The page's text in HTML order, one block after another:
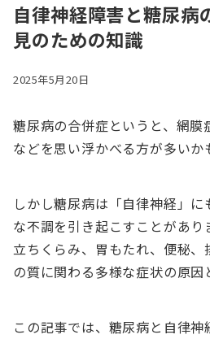
自律神経障害と糖尿病
見のための知識
2025年5月20日
糖尿病の合併症というと、網膜
などを思い浮かべる方が多いか
しかし糖尿病は「自律神経」
な不調を引き起こすことがあり
立ちくらみ、胃もたれ、便秘、
の質に関わる多様な症状の原因
この記事では、糖尿病と自律神